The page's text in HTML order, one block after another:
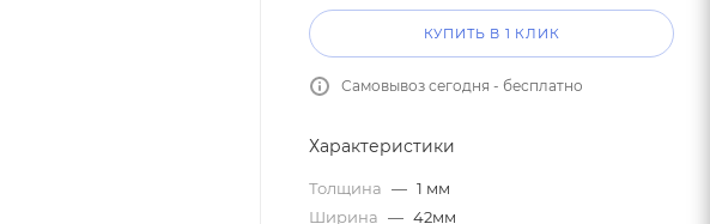
КУПИТЬ В 1 КЛИК
Самовывоз сегодня - бесплатно
Характеристики
Толщина — 1 мм
Ширина — 42мм